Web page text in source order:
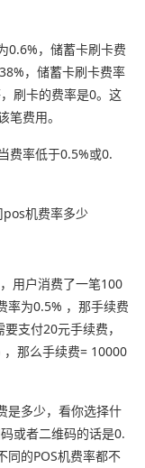
0.6%，储蓄卡刷卡费
，储蓄卡刷卡费率
刷卡的费率是0。这
费用。
费率低于0.5%或0.
用户消费了一笔100
率为0.5% ，那手续费
支付20元手续费，
那么手续费= 10000
是多少，看你选择什
或者二维码的话是0.
同的POS机费率都不